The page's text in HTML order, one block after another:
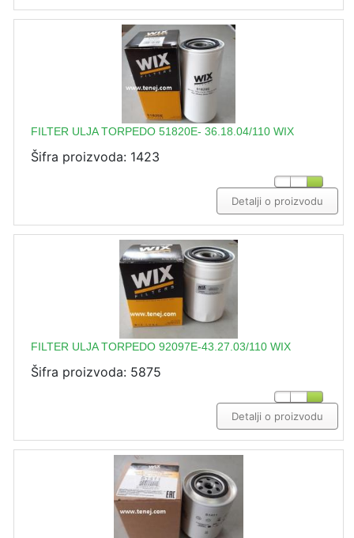
FILTER ULJA TORPEDO 51820E- 36.18.04/110 WIX
Šifra proizvoda: 1423
Detalji o proizvodu
FILTER ULJA TORPEDO 92097E-43.27.03/110 WIX
Šifra proizvoda: 5875
Detalji o proizvodu